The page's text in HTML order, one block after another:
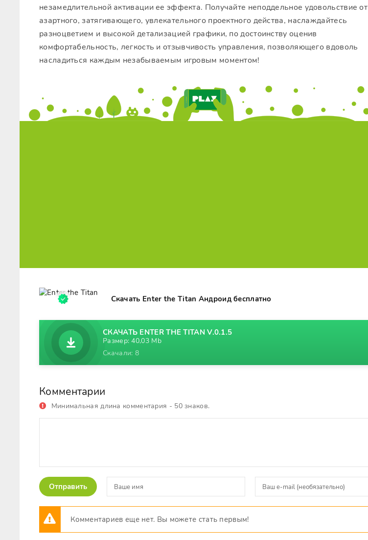
незамедлительной активации ее эффекта. Получайте неподдельное удовольствие от
азартного, затягивающего, увлекательного проектного действа, наслаждайтесь
разноцветием и высокой детализацией графики, по достоинству оценив
комфортабельность, легкость и отзывчивость управления, позволяющего вдоволь
насладиться каждым незабываемым игровым моментом!
Скачать Enter the Titan Андроид бесплатно
СКАЧАТЬ ENTER THE TITAN V.0.1.5
Размер: 40,03 Mb
Скачали: 8
Комментарии
Минимальная длина комментария - 50 знаков.
Отправить
Комментариев еще нет. Вы можете стать первым!